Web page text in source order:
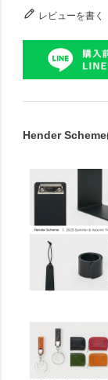
レビューを書く
Hender